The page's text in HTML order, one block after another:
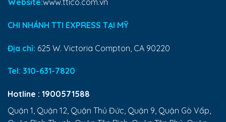
CHI NHÁNH TTI EXPRESS TẠI MỸ
Địa chỉ: 625 W. Victoria Compton, CA 90220
Tel: 310-631-7820
Hotline : 1900571588
Quận 1, Quận 12, Quận Thủ Đức, Quận 9, Quận Gò Vấp,